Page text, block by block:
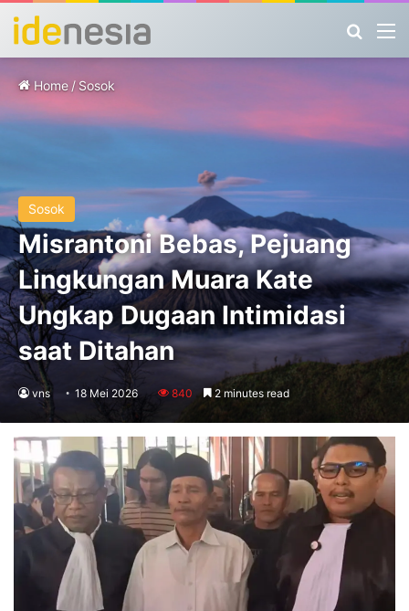
Home / Sosok
Sosok
Misrantoni Bebas, Pejuang
Lingkungan Muara Kate
Ungkap Dugaan Intimidasi
saat Ditahan
vns 18 Mei 2026 840 2 minutes read